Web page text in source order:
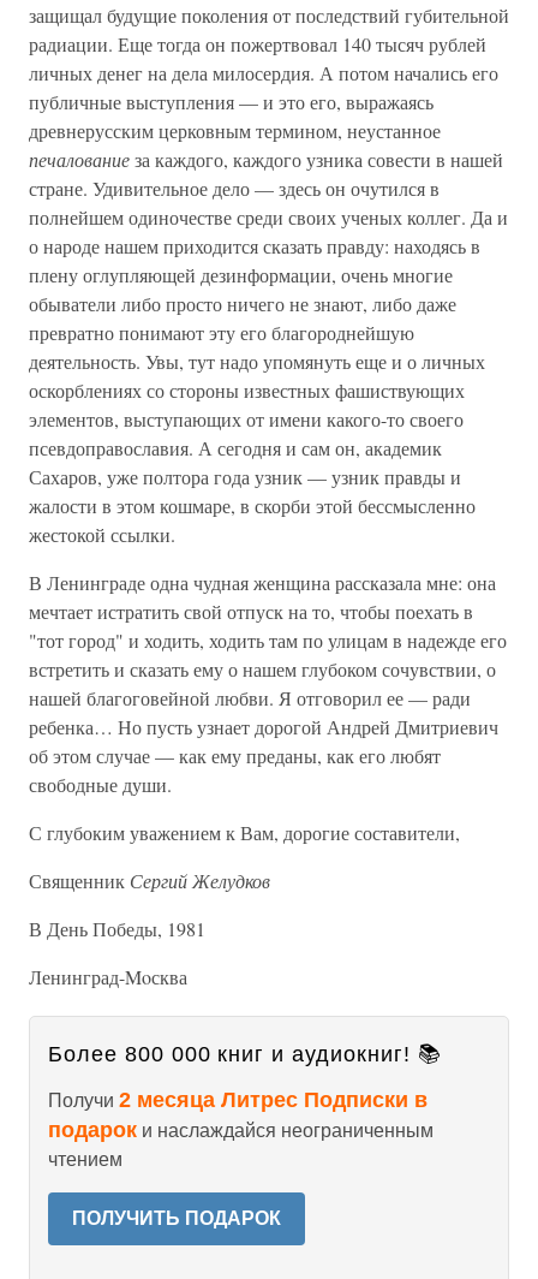
защищал будущие поколения от последствий губительной
радиации. Еще тогда он пожертвовал 140 тысяч рублей
личных денег на дела милосердия. А потом начались его
публичные выступления — и это его, выражаясь
древнерусским церковным термином, неустанное
печалованиеза каждого, каждого узника совести в нашей
стране. Удивительное дело — здесь он очутился в
полнейшем одиночестве среди своих ученых коллег. Да и
о народе нашем приходится сказать правду: находясь в
плену оглупляющей дезинформации, очень многие
обыватели либо просто ничего не знают, либо даже
превратно понимают эту его благороднейшую
деятельность. Увы, тут надо упомянуть еще и о личных
оскорблениях со стороны известных фашиствующих
элементов, выступающих от имени какого-то своего
псевдоправославия. А сегодня и сам он, академик
Сахаров, уже полтора года узник — узник правды и
жалости в этом кошмаре, в скорби этой бессмысленно
жестокой ссылки.
В Ленинграде одна чудная женщина рассказала мне: она
мечтает истратить свой отпуск на то, чтобы поехать в
"тот город" и ходить, ходить там по улицам в надежде его
встретить и сказать ему о нашем глубоком сочувствии, о
нашей благоговейной любви. Я отговорил ее — ради
ребенка… Но пусть узнает дорогой Андрей Дмитриевич
об этом случае — как ему преданы, как его любят
свободные души.
С глубоким уважением к Вам, дорогие составители,
Священник Сергий Желудков
В День Победы, 1981
Ленинград-Moсква
Более 800 000 книг и аудиокниг! 📚
Получи 2 месяца Литрес Подписки в
подарок и наслаждайся неограниченным
чтением
ПОЛУЧИТЬ ПОДАРОК